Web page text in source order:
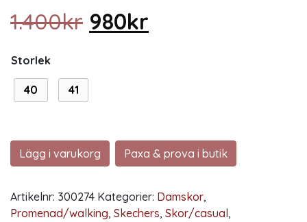
1.400kr Det ursprungliga
980kr
Storlek
40 41
Lägg i varukorg Paxa & prova i butik
Artikelnr: 300274 Kategorier: Damskor,
Promenad/walking, Skechers, Skor/casual,